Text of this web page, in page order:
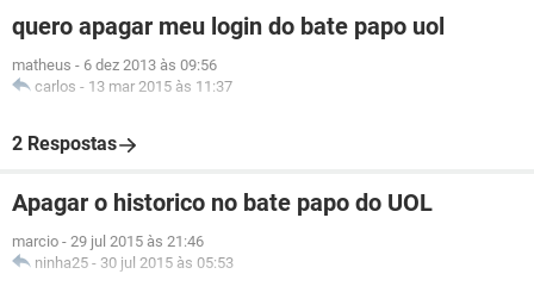
quero apagar meu login do bate papo uol
matheus - 6 dez 2013 às 09:56
carlos - 13 mar 2015 às 11:37
2 Respostas
Apagar o historico no bate papo do UOL
marcio - 29 jul 2015 às 21:46
ninha25 - 30 jul 2015 às 05:53